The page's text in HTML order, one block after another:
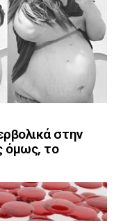
στην
όμως, το